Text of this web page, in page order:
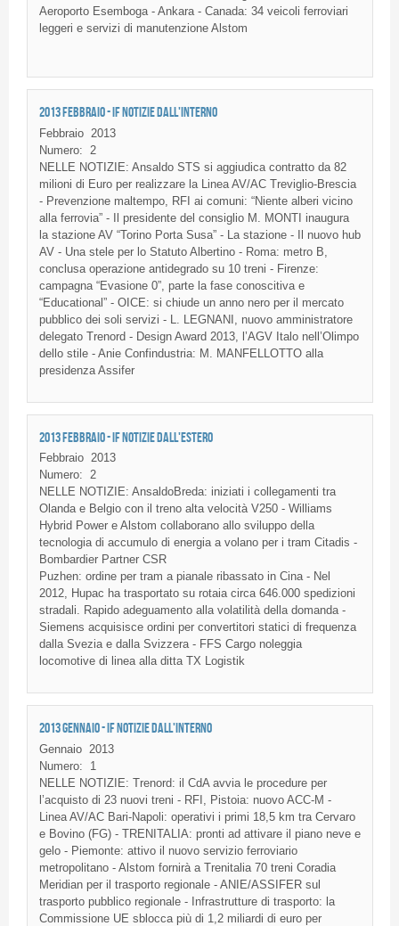
Aeroporto Esemboga - Ankara - Canada: 34 veicoli ferroviari
leggeri e servizi di manutenzione Alstom
2013 FEBBRAIO - IF NOTIZIE DALL'INTERNO
Febbraio
2013
Numero:
2
NELLE NOTIZIE: Ansaldo STS si aggiudica contratto da 82
milioni di Euro per realizzare la Linea AV/AC Treviglio-Brescia
- Prevenzione maltempo, RFI ai comuni: “Niente alberi vicino
alla ferrovia” - Il presidente del consiglio M. MONTI inaugura
la stazione AV “Torino Porta Susa” - La stazione - Il nuovo hub
AV - Una stele per lo Statuto Albertino - Roma: metro B,
conclusa operazione antidegrado su 10 treni - Firenze:
campagna “Evasione 0”, parte la fase conoscitiva e
“Educational” - OICE: si chiude un anno nero per il mercato
pubblico dei soli servizi - L. LEGNANI, nuovo amministratore
delegato Trenord - Design Award 2013, l’AGV Italo nell’Olimpo
dello stile - Anie Confindustria: M. MANFELLOTTO alla
presidenza Assifer
2013 FEBBRAIO - IF NOTIZIE DALL'ESTERO
Febbraio 2013
Numero: 2
NELLE NOTIZIE: AnsaldoBreda: iniziati i collegamenti tra
Olanda e Belgio con il treno alta velocità V250 - Williams
Hybrid Power e Alstom collaborano allo sviluppo della
tecnologia di accumulo di energia a volano per i tram Citadis -
Bombardier Partner CSR
Puzhen: ordine per tram a pianale ribassato in Cina - Nel
2012, Hupac ha trasportato su rotaia circa 646.000 spedizioni
stradali. Rapido adeguamento alla volatilità della domanda -
Siemens acquisisce ordini per convertitori statici di frequenza
dalla Svezia e dalla Svizzera - FFS Cargo noleggia
locomotive di linea alla ditta TX Logistik
2013 GENNAIO - IF NOTIZIE DALL'INTERNO
Gennaio 2013
Numero:
1
NELLE NOTIZIE: Trenord: il CdA avvia le procedure per
l’acquisto di 23 nuovi treni - RFI, Pistoia: nuovo ACC-M -
Linea AV/AC Bari-Napoli: operativi i primi 18,5 km tra Cervaro
e Bovino (FG) - TRENITALIA: pronti ad attivare il piano neve e
gelo - Piemonte: attivo il nuovo servizio ferroviario
metropolitano - Alstom fornirà a Trenitalia 70 treni Coradia
Meridian per il trasporto regionale - ANIE/ASSIFER sul
trasporto pubblico regionale - Infrastrutture di trasporto: la
Commissione UE sblocca più di 1,2 miliardi di euro per